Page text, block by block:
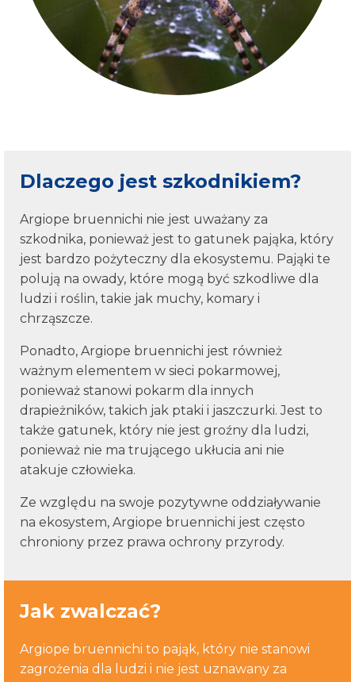
Dlaczego jest szkodnikiem?
Argiope bruennichi nie jest uważany za
szkodnika, ponieważ jest to gatunek pająka, który
jest bardzo pożyteczny dla ekosystemu. Pająki te
polują na owady, które mogą być szkodliwe dla
ludzi i roślin, takie jak muchy, komary i
chrząszcze.
Ponadto, Argiope bruennichi jest również
ważnym elementem w sieci pokarmowej,
ponieważ stanowi pokarm dla innych
drapieżników, takich jak ptaki i jaszczurki. Jest to
także gatunek, który nie jest groźny dla ludzi,
ponieważ nie ma trującego ukłucia ani nie
atakuje człowieka.
Ze względu na swoje pozytywne oddziaływanie
na ekosystem, Argiope bruennichi jest często
chroniony przez prawa ochrony przyrody.
Jak zwalczać?
Argiope bruennichi to pająk, który nie stanowi
zagrożenia dla ludzi i nie jest uznawany za